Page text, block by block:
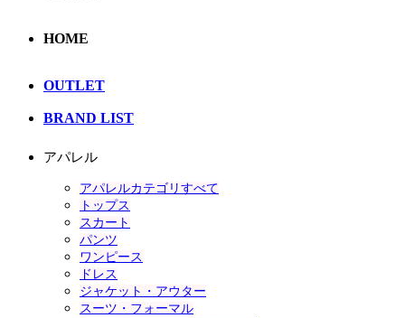
HOME
OUTLET
BRAND LIST
アパレル
アパレルカテゴリすべて
トップス
スカート
パンツ
ワンピース
ドレス
ジャケット・アウター
スーツ・フォーマル